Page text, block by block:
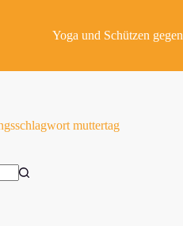
Yoga und Schützen
muttertag